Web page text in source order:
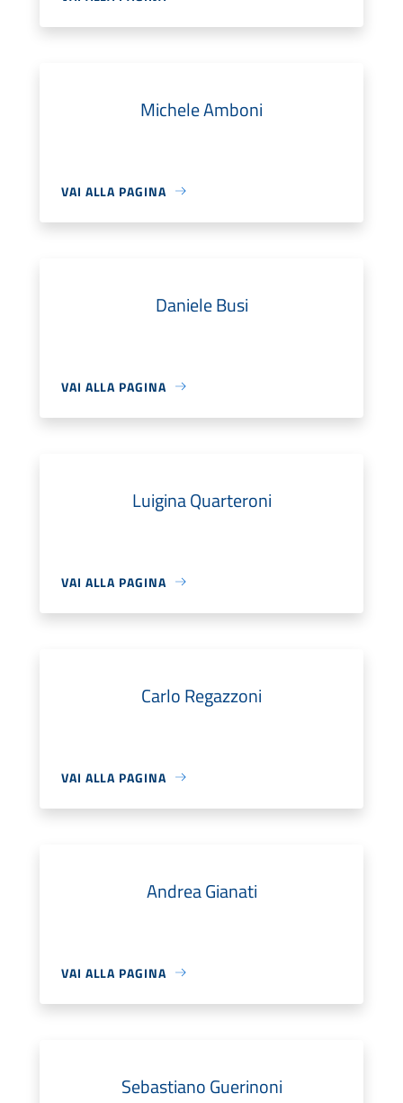
Michele Amboni
VAI ALLA PAGINA
Daniele Busi
VAI ALLA PAGINA
Luigina Quarteroni
VAI ALLA PAGINA
Carlo Regazzoni
VAI ALLA PAGINA
Andrea Gianati
VAI ALLA PAGINA
Sebastiano Guerinoni